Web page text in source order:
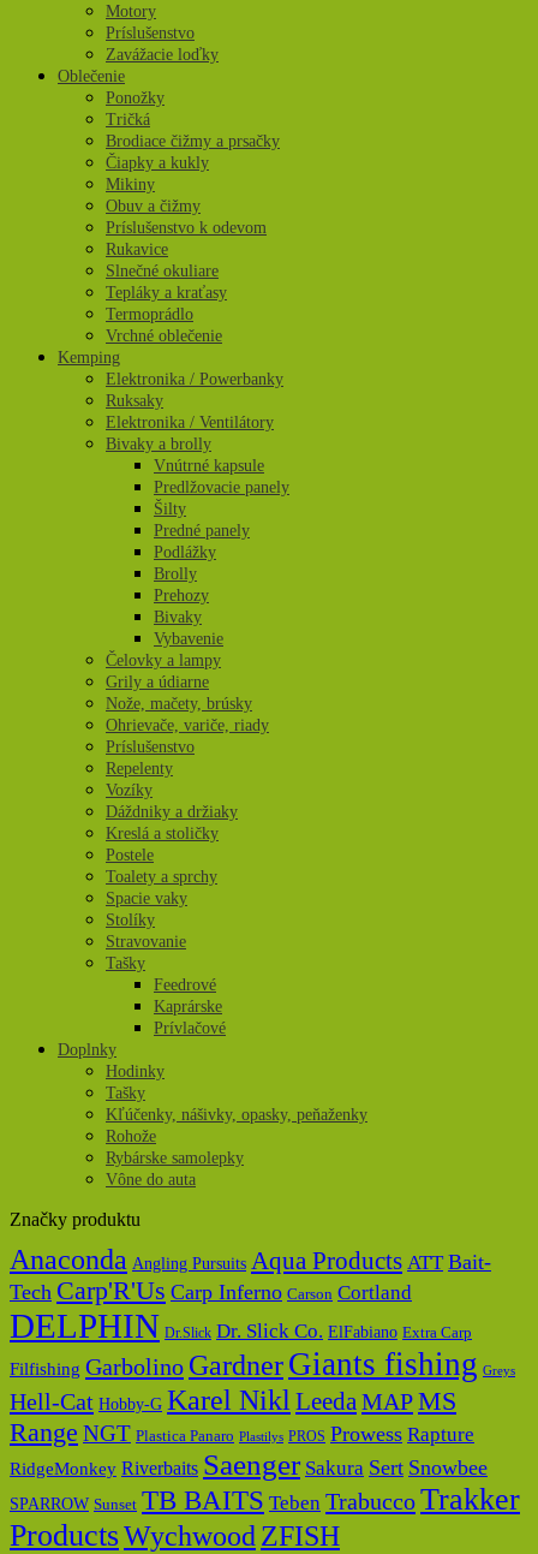
Motory
Príslušenstvo
Zavážacie loďky
Oblečenie
Ponožky
Tričká
Brodiace čižmy a prsačky
Čiapky a kukly
Mikiny
Obuv a čižmy
Príslušenstvo k odevom
Rukavice
Slnečné okuliare
Tepláky a kraťasy
Termoprádlo
Vrchné oblečenie
Kemping
Elektronika / Powerbanky
Ruksaky
Elektronika / Ventilátory
Bivaky a brolly
Vnútrné kapsule
Predlžovacie panely
Šilty
Predné panely
Podlážky
Brolly
Prehozy
Bivaky
Vybavenie
Čelovky a lampy
Grily a údiarne
Nože, mačety, brúsky
Ohrievače, variče, riady
Príslušenstvo
Repelenty
Vozíky
Dáždniky a držiaky
Kreslá a stoličky
Postele
Toalety a sprchy
Spacie vaky
Stolíky
Stravovanie
Tašky
Feedrové
Kaprárske
Prívlačové
Doplnky
Hodinky
Tašky
Kľúčenky, nášivky, opasky, peňaženky
Rohože
Rybárske samolepky
Vône do auta
Značky produktu
Anaconda Angling Pursuits Aqua Products ATT Bait-
Tech Carp'R'Us Carp Inferno Carson Cortland
DELPHIN Dr.Slick Dr. Slick Co. ElFabiano Extra Carp
Filfishing Garbolino GardnerGiants fishing Greys
Hell-Cat Hobby-G Karel Nikl Leeda MAPMS
Range NGT Plastica Panaro Plastilys PROS Prowess Rapture
RidgeMonkey Riverbaits Saenger Sakura Sert Snowbee
SPARROW Sunset TB BAITS Teben TrabuccoTrakker
ProductsWychwood ZFISH